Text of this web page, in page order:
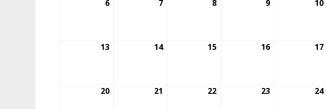
6 7 8 9 10
13 14 15 16 17
20 21 22 23 24